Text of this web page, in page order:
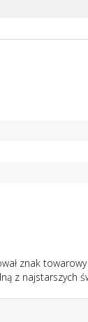
znak
z najstarszych